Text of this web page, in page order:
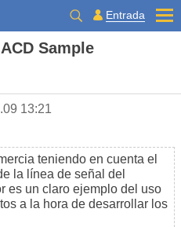
Entrada
Sample
13:21
teniendo en cuenta el
la línea de señal del
es un claro ejemplo del uso
a la hora de desarrollar los